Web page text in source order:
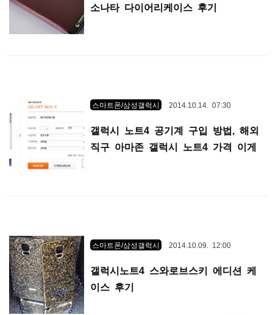
소나타 다이어리케이스 후기
스마트폰/삼성갤럭시 2014.10.14. 07:30
갤럭시 노트4 공기계 구입 방법, 해외
직구 아마존 갤럭시 노트4 가격 이게
스마트폰/삼성갤럭시 2014.10.09. 12:00
갤럭시노트4 스와로브스키 에디션 케
이스 후기